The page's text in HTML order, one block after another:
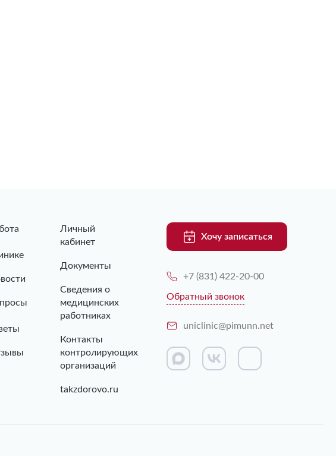
Личный
кабинет
Документы
Сведения о
медицинских
работниках
Контакты
контролирующих
организаций
takzdorovo.ru
Хочу записаться
+7 (831) 422-20-00
Обратный звонок
uniclinic@pimunn.net